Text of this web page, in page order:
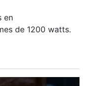
en
de 1200 watts.